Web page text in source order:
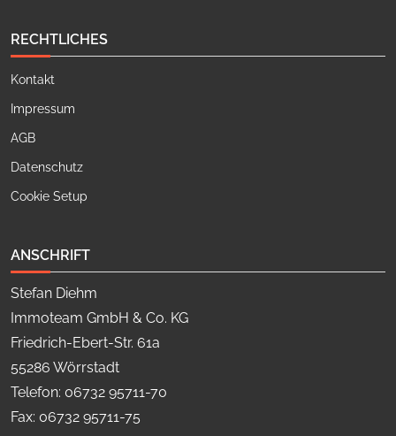
RECHTLICHES
Kontakt
Impressum
AGB
Datenschutz
Cookie Setup
ANSCHRIFT
Stefan Diehm
Immoteam GmbH & Co. KG
Friedrich-Ebert-Str. 61a
55286 Wörrstadt
Telefon: 06732 95711-70
Fax: 06732 95711-75